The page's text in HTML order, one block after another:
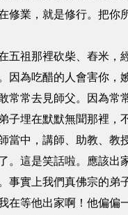
修業，就是修行。把
五祖那裡砍柴、舂米
因為吃醋的人會害你
常常去見師父。因為
子埋在默默無聞那裡，
當中，講師、助教、
。這是笑話啦。應該
事實上我們真佛宗的
在等他出家啊！他偏偏